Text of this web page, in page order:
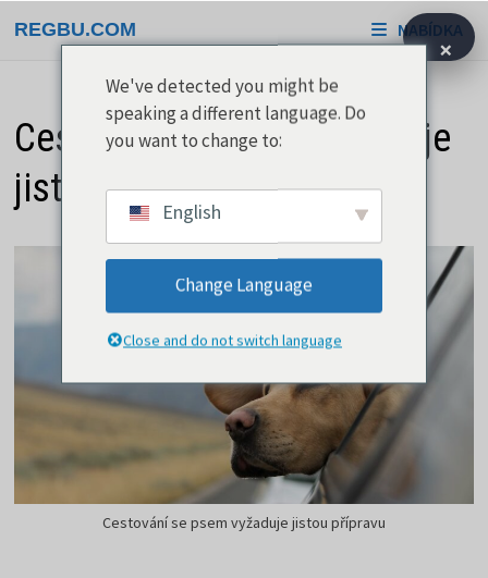
na
REGBU.COM NABÍDKA
Cestování se psem vyžaduje
jistou přípravu
Cestování se psem vyžaduje jistou přípravu
×
We've detected you might be
speaking a different language. Do
you want to change to:
English
Change Language
Close and do not switch language